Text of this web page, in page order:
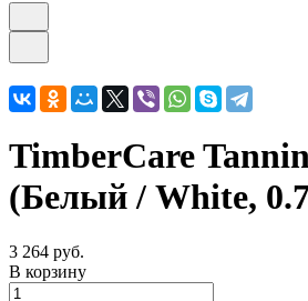
TimberCare
(Белый / White,
3 264 руб.
В корзину